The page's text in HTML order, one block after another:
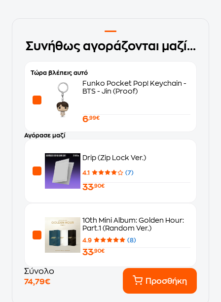
Συνήθως αγοράζονται μαζί...
Τώρα βλέπεις αυτό
Funko Pocket Pop! Keychain -
BTS - Jin (Proof)
6,99€
Αγόρασε μαζί
Drip (Zip Lock Ver.)
4.1 (7)
33,90€
10th Mini Album: Golden Hour:
Part.1 (Random Ver.)
4.9 (8)
33,90€
Σύνολο
74,79€
Προσθήκη